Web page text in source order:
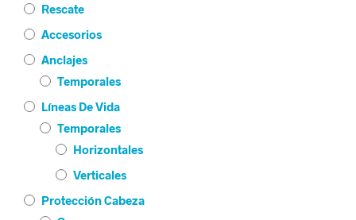
Rescate
Accesorios
Anclajes
Temporales
Líneas De Vida
Temporales
Horizontales
Verticales
Protección Cabeza